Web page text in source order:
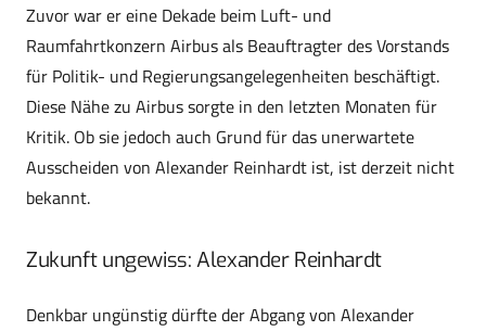
Zuvor war er eine Dekade beim Luft- und
Raumfahrtkonzern Airbus als Beauftragter des Vorstands
für Politik- und Regierungsangelegenheiten beschäftigt.
Diese Nähe zu Airbus sorgte in den letzten Monaten für
Kritik. Ob sie jedoch auch Grund für das unerwartete
Ausscheiden von Alexander Reinhardt ist, ist derzeit nicht
bekannt.
Zukunft ungewiss: Alexander Reinhardt
Denkbar ungünstig dürfte der Abgang von Alexander